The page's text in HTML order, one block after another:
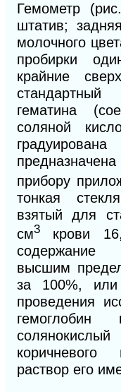
Гемометр
штатив;
молочного
пробирки
крайние
стандартный
гематина
соляной
прибору
тонкая
взятый для
см3 крови
содержание
высшим
за 100%,
проведения
раствор его